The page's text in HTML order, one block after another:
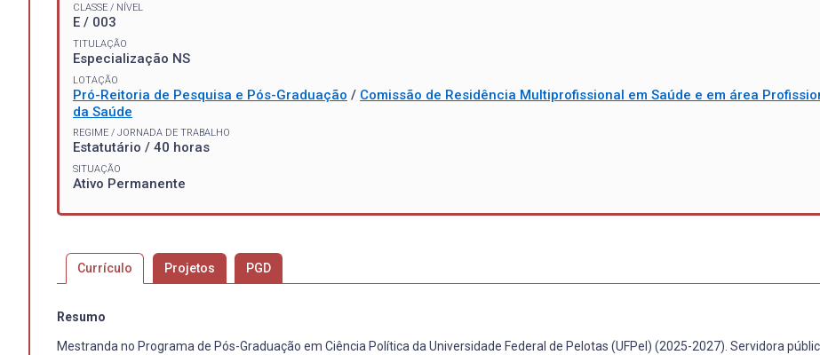
CLASSE / NÍVEL
E / 003
TITULAÇÃO
Especialização NS
LOTAÇÃO
Pró-Reitoria de Pesquisa e Pós-Graduação / Comissão de Residência Multiprofissional em Saúde e em área
da Saúde
REGIME / JORNADA DE TRABALHO
Estatutário / 40 horas
SITUAÇÃO
Ativo Permanente
Currículo Projetos PGD
Resumo
Mestranda no Programa de Pós-Graduação em Ciência Política da Universidade Federal de Pelotas (UFPel) (2025-2027). Servidora